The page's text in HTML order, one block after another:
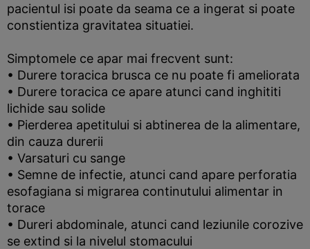
pacientul isi poate da seama ce a ingerat si poate
constientiza gravitatea situatiei.
Simptomele ce apar mai frecvent sunt:
• Durere toracica brusca ce nu poate fi ameliorata
• Durere toracica ce apare atunci cand inghititi
lichide sau solide
• Pierderea apetitului si abtinerea de la alimentare,
din cauza durerii
• Varsaturi cu sange
• Semne de infectie, atunci cand apare perforatia
esofagiana si migrarea continutului alimentar in
torace
• Dureri abdominale, atunci cand leziunile corozive
se extind si la nivelul stomacului